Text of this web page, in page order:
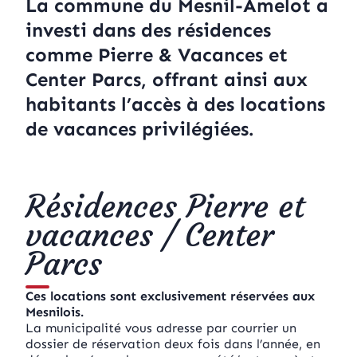
La commune du Mesnil-Amelot a
investi dans des résidences
comme Pierre & Vacances et
Center Parcs, offrant ainsi aux
habitants l’accès à des locations
de vacances privilégiées.
Résidences Pierre et
vacances / Center
Parcs
Ces locations sont exclusivement réservées aux
Mesnilois.
La municipalité vous adresse par courrier un
dossier de réservation deux fois dans l’année, en